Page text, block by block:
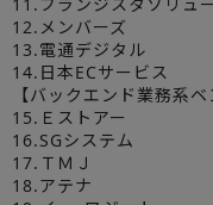
12.メンバーズ
13.電通デジタル
14.日本ECサービス
【バックエンド業務系ベ
15.Ｅストアー
16.SGシステム
17.ＴＭＪ
18.アテナ